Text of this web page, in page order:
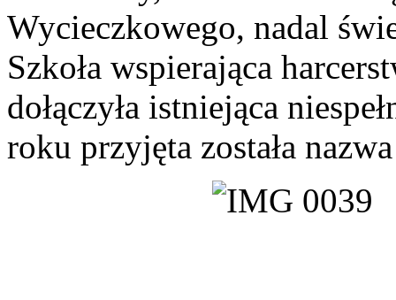
Wycieczkowego, nadal
Szkoła wspierająca
dołączyła istniejąca
roku przyjęta została